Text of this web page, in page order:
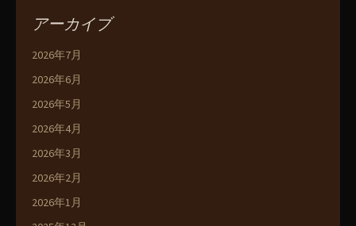
アーカイブ
2026年7月
2026年6月
2026年5月
2026年4月
2026年3月
2026年2月
2026年1月